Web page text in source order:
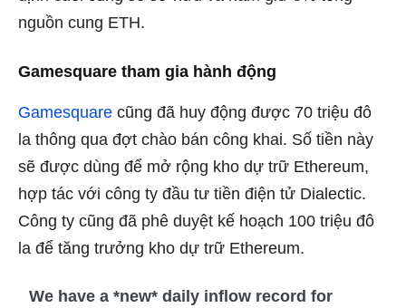
nguồn cung ETH.
Gamesquare tham gia hành động
Gamesquare cũng đã huy động được 70 triệu đô
la thông qua đợt chào bán công khai. Số tiền này
sẽ được dùng để mở rộng kho dự trữ Ethereum,
hợp tác với công ty đầu tư tiền điện tử Dialectic.
Công ty cũng đã phê duyệt kế hoạch 100 triệu đô
la để tăng trưởng kho dự trữ Ethereum.
We have a *new* daily inflow record for